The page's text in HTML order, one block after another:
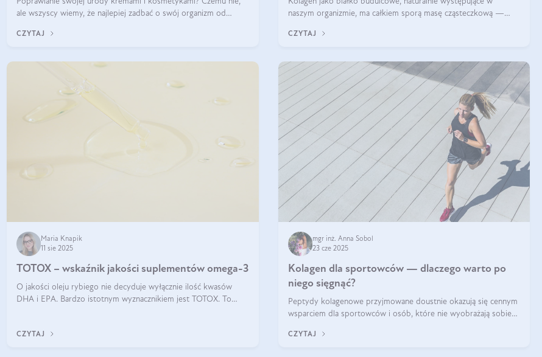
ale wszyscy wiemy, że najlepiej zadbać o swój organizm od
zewnętrzny prezentował się zdrowo i atrakcyjnie. Stosowanie
CZYTAJ
naszym organizmie, ma całkiem sporą masę cząsteczkową —
formie, byłby trudno strawialny. Aby był lepiej przyswajalny i
CZYTAJ
Maria Knapik
11 sie 2025
TOTOX – wskaźnik jakości suplementów omega-3
O jakości oleju rybiego nie decyduje wyłącznie ilość kwasów
DHA i EPA. Bardzo istotnym wyznacznikiem jest TOTOX. To
CZYTAJ
mgr inż. Anna Sobol
23 cze 2025
Kolagen dla sportowców — dlaczego warto po
niego sięgnąć?
Peptydy kolagenowe przyjmowane doustnie okazują się cennym
wsparciem dla sportowców i osób, które nie wyobrażają sobie
CZYTAJ